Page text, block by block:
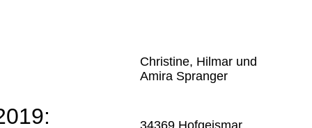
Christine, Hilmar und
Amira Spranger
34369 Hofgeismar